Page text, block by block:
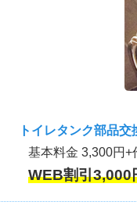
トイレタンク部品
基本料金 3,300円
WEB割引